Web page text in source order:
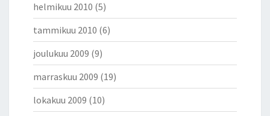
helmikuu 2010 (5)
tammikuu 2010 (6)
joulukuu 2009 (9)
marraskuu 2009 (19)
lokakuu 2009 (10)